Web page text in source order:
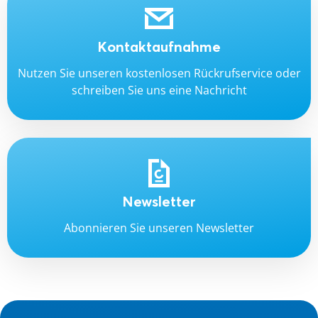
Kontaktaufnahme
Nutzen Sie unseren kostenlosen Rückrufservice oder
schreiben Sie uns eine Nachricht
Newsletter
Abonnieren Sie unseren Newsletter